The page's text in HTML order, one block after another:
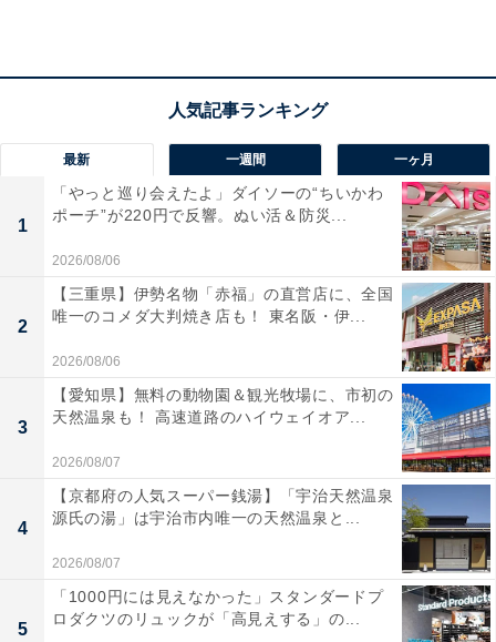
約10分／伊勢自動車道 伊勢ICから伊勢二見鳥羽ライン経
由で約15分
料金
大人1名（参考価格）：1万6500円
※料金は公式Webサイト参考価格
※プラン・部屋により価格は変動します
チェックイン・チェックアウト
チェックイン：15:00
※プランにより時間が異なる可能性があります
あわせて読みたい
【榊原温泉の人気ホテル】「旅荘 海の蝶」は
絶景と美食を堪能できる宿
最新 一週間 一ヶ月
1
「やっと巡り会えたよ」ダイソーの“ちいかわ
ポーチ”が220円で反響。ぬい活＆防災...
2026/08/06
2
【三重県】伊勢名物「赤福」の直営店に、全国
唯一のコメダ大判焼き店も！ 東名阪・伊...
2026/08/06
3
【愛知県】無料の動物園＆観光牧場に、市初の
天然温泉も！ 高速道路のハイウェイオア...
2026/08/07
4
【京都府の人気スーパー銭湯】「宇治天然温泉
源氏の湯」は宇治市内唯一の天然温泉と...
2026/08/07
5
「1000円には見えなかった」スタンダードプ
ロダクツのリュックが「高見えする」の...